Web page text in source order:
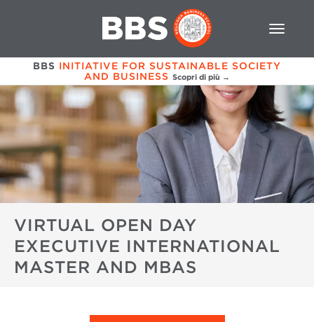
BBS INITIATIVE FOR SUSTAINABLE SOCIETY
AND BUSINESS Scopri di più →
VIRTUAL OPEN DAY
EXECUTIVE INTERNATIONAL
MASTER AND MBAS